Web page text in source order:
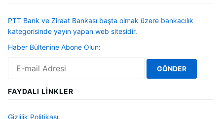
PTT Bank ve Ziraat Bankası başta olmak üzere bankacılık
kategorisinde yayın yapan web sitesidir.
Haber Bültenine Abone Olun:
FAYDALI LINKLER
Gizlilik Politikası